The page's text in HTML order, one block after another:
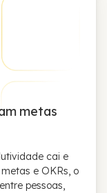
metas
cai e
e OKRs, o
pessoas,